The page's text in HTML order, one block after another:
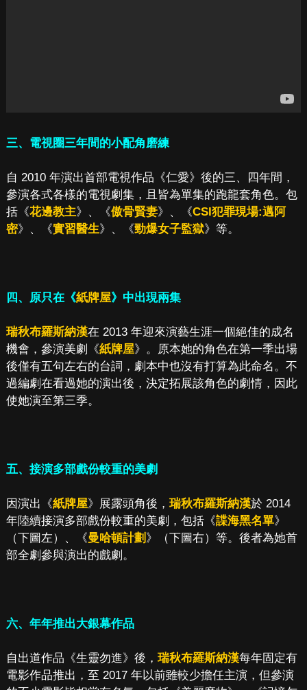
三、電視圈三年間的小配角磨練
自 2010 年演出首部電視作品《仁愛》後的三、四年間，
參演各式各樣的電視劇集，且皆為單集的跑龍套角色。包
括《花邊教主》、《傲骨賢妻》、《CSI犯罪現場:邁阿
密》、《實習醫生》、《勁爆女子監獄》等。
四、原只在《紙牌屋》中出現兩集
瑞秋布羅斯納漢在 2013 年迎來演藝生涯一個絕佳的成名
機會，參演美劇《紙牌屋》。原本她的角色在第一季出場
後僅有五句左右的台詞，劇本中也沒有打算為此命名。不
過編劇在看過她的演出後，決定拓展該角色的劇情，因此
使她演至第三季。
五、接演多部戲份較重的美劇
因演出《紙牌屋》展露頭角後， 瑞秋布羅斯納漢於 2014
年陸續接演多部戲份較重的美劇，包括《諜海黑名單》
（下圖左）、《曼哈頓計劃 》（下圖右）等。後者為她首
部全劇參與演出的戲劇。
六、年年推出大銀幕作品
自出道作品《生靈勿進》後， 瑞秋布羅斯納漢每年固定有
電影作品推出，至 2017 年以前雖較少擔任主演，但參演